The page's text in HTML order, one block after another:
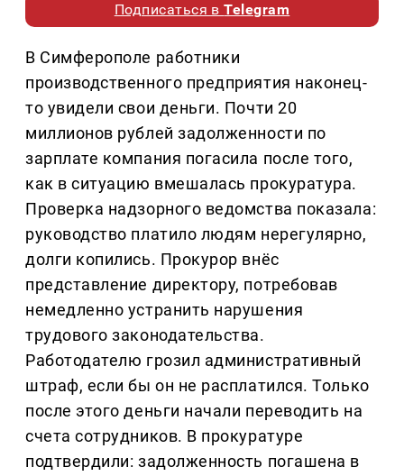
Подписаться вTelegram
В Симферополе работники
производственного предприятия наконец-
то увидели свои деньги. Почти 20
миллионов рублей задолженности по
зарплате компания погасила после того,
как в ситуацию вмешалась прокуратура.
Проверка надзорного ведомства показала:
руководство платило людям нерегулярно,
долги копились. Прокурор внёс
представление директору, потребовав
немедленно устранить нарушения
трудового законодательства.
Работодателю грозил административный
штраф, если бы он не расплатился. Только
после этого деньги начали переводить на
счета сотрудников. В прокуратуре
подтвердили: задолженность погашена в